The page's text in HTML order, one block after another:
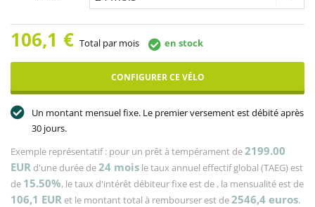
106,1 € Total par mois en stock
CONFIGURER CE VÉLO
Un montant mensuel fixe. Le premier versement est débité après
30 jours.
Exemple représentatif : pour un prêt à tempérament de2199.00
EURd'une durée de24 mois le taux annuel effectif global (TAEG) est
de 15.50%, le taux d'intérêt débiteur fixe est de , la mensualité est de
106,1 EURet le montant total à rembourser est de2546,4 euros.